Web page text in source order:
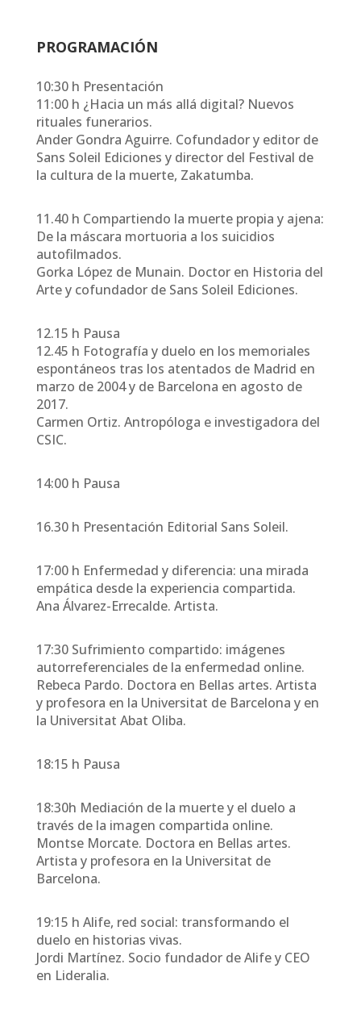
PROGRAMACIÓN
10:30 h Presentación
11:00 h ¿Hacia un más allá digital? Nuevos
rituales funerarios.
Ander Gondra Aguirre. Cofundador y editor de
Sans Soleil Ediciones y director del Festival de
la cultura de la muerte, Zakatumba.
11.40 h Compartiendo la muerte propia y ajena:
De la máscara mortuoria a los suicidios
autofilmados.
Gorka López de Munain. Doctor en Historia del
Arte y cofundador de Sans Soleil Ediciones.
12.15 h Pausa
12.45 h Fotografía y duelo en los memoriales
espontáneos tras los atentados de Madrid en
marzo de 2004 y de Barcelona en agosto de
2017.
Carmen Ortiz. Antropóloga e investigadora del
CSIC.
14:00 h Pausa
16.30 h Presentación Editorial Sans Soleil.
17:00 h Enfermedad y diferencia: una mirada
empática desde la experiencia compartida.
Ana Álvarez-Errecalde. Artista.
17:30 Sufrimiento compartido: imágenes
autorreferenciales de la enfermedad online.
Rebeca Pardo. Doctora en Bellas artes. Artista
y profesora en la Universitat de Barcelona y en
la Universitat Abat Oliba.
18:15 h Pausa
18:30h Mediación de la muerte y el duelo a
través de la imagen compartida online.
Montse Morcate. Doctora en Bellas artes.
Artista y profesora en la Universitat de
Barcelona.
19:15 h Alife, red social: transformando el
duelo en historias vivas.
Jordi Martínez. Socio fundador de Alife y CEO
en Lideralia.